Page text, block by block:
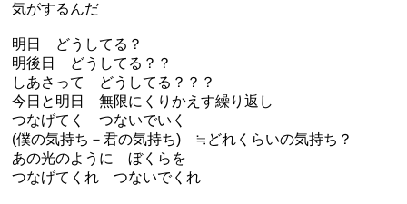
気がするんだ
明日 どうしてる？
明後日 どうしてる？？
しあさって どうしてる？？？
今日と明日 無限にくりかえす繰り返し
つなげてく つないでいく
(僕の気持ち－君の気持ち) ≒どれくらいの気持ち？
あの光のように ぼくらを
つなげてくれ つないでくれ